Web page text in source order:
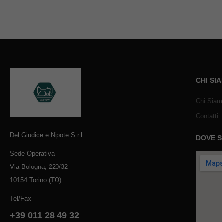
Del Giudice e Nipote S.r.l.
Sede Operativa
Via Bologna, 220/32
10154 Torino (TO)
Tel/Fax
+39 011 28 49 32
CHI
Chi
Contatti
DOVE